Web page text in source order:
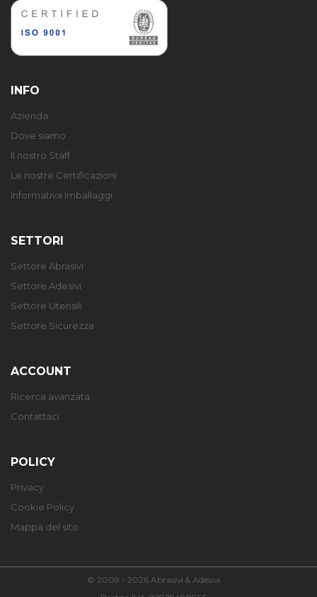
INFO
Azienda
Dove siamo
Il nostro Staff
Le nostre Certificazioni
Informativa Imballaggi
SETTORI
Settore Abrasivi
Settore Adesivi
Settore Utensili
Settore Sicurezza
ACCOUNT
Ricerca avanzata
Contattaci
POLICY
Privacy
Cookie Policy
Mappa del sito
© 2009 - 2026 Abrasivi & Adesivi